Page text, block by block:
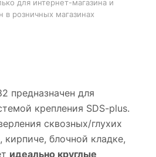
для интернет-магазина и
в розничных магазинах
предназначен для
крепления SDS-plus.
сквозных/глухих
кирпиче, блочной кладке,
идеально круглые